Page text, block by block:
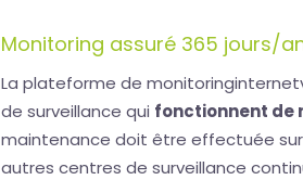
Monitoring assuré 365 jours/
La plateforme de
de surveillance qui fonctionnent de
maintenance doit être effectuée sur
autres centres de surveillance